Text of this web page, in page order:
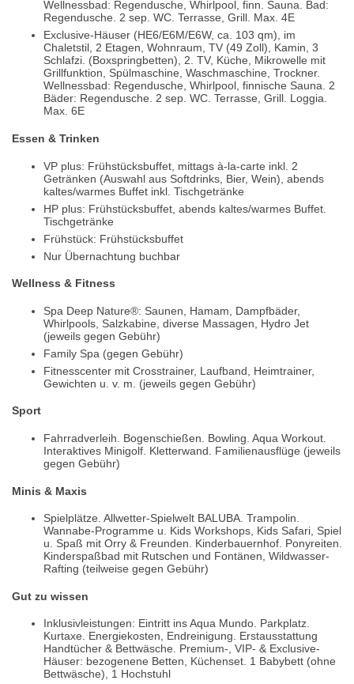
Wellnessbad: Regendusche, Whirlpool, finn. Sauna. Bad:
Regendusche. 2 sep. WC. Terrasse, Grill. Max. 4E
Exclusive-Häuser (HE6/E6M/E6W, ca. 103 qm), im
Chaletstil, 2 Etagen, Wohnraum, TV (49 Zoll), Kamin, 3
Schlafzi. (Boxspringbetten), 2. TV, Küche, Mikrowelle mit
Grillfunktion, Spülmaschine, Waschmaschine, Trockner.
Wellnessbad: Regendusche, Whirlpool, finnische Sauna. 2
Bäder: Regendusche. 2 sep. WC. Terrasse, Grill. Loggia.
Max. 6E
Essen & Trinken
VP plus: Frühstücksbuffet, mittags à-la-carte inkl. 2
Getränken (Auswahl aus Softdrinks, Bier, Wein), abends
kaltes/warmes Buffet inkl. Tischgetränke
HP plus: Frühstücksbuffet, abends kaltes/warmes Buffet.
Tischgetränke
Frühstück: Frühstücksbuffet
Nur Übernachtung buchbar
Wellness & Fitness
Spa Deep Nature®: Saunen, Hamam, Dampfbäder,
Whirlpools, Salzkabine, diverse Massagen, Hydro Jet
(jeweils gegen Gebühr)
Family Spa (gegen Gebühr)
Fitnesscenter mit Crosstrainer, Laufband, Heimtrainer,
Gewichten u. v. m. (jeweils gegen Gebühr)
Sport
Fahrradverleih. Bogenschießen. Bowling. Aqua Workout.
Interaktives Minigolf. Kletterwand. Familienausflüge (jeweils
gegen Gebühr)
Minis & Maxis
Spielplätze. Allwetter-Spielwelt BALUBA. Trampolin.
Wannabe-Programme u. Kids Workshops, Kids Safari, Spiel
u. Spaß mit Orry & Freunden. Kinderbauernhof. Ponyreiten.
Kinderspaßbad mit Rutschen und Fontänen, Wildwasser-
Rafting (teilweise gegen Gebühr)
Gut zu wissen
Inklusivleistungen: Eintritt ins Aqua Mundo. Parkplatz.
Kurtaxe. Energiekosten, Endreinigung. Erstausstattung
Handtücher & Bettwäsche. Premium-, VIP- & Exclusive-
Häuser: bezogenene Betten, Küchenset. 1 Babybett (ohne
Bettwäsche), 1 Hochstuhl